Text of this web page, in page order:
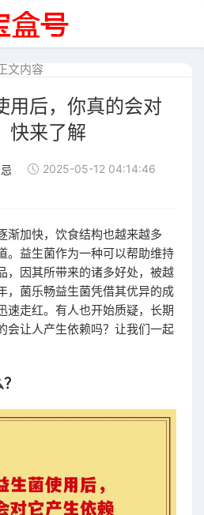
文内容
用后，你真的会对
快来了解
2025-05-12 04:14:46
渐加快，饮食结构也越来越多
。益生菌作为一种可以帮助维持
，因其所带来的诸多好处，被越
，菌乐畅益生菌凭借其优异的成
速走红。有人也开始质疑，长期
会让人产生依赖吗？让我们一起